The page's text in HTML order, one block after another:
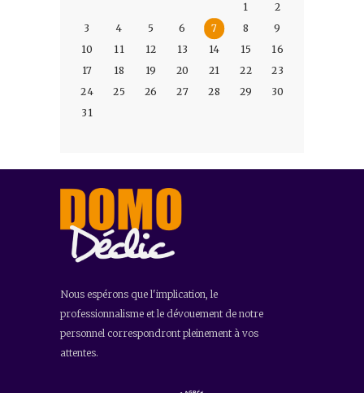
1
2
3
4 5 6 7 8
9
10
11 12 13 14 15
16
17
18 19 20 21 22
23
24
25 26 27 28 29
30
31
Nous espérons que l'implication, le
professionnalisme et le dévouement de notre
personnel correspondront pleinement à vos
attentes.